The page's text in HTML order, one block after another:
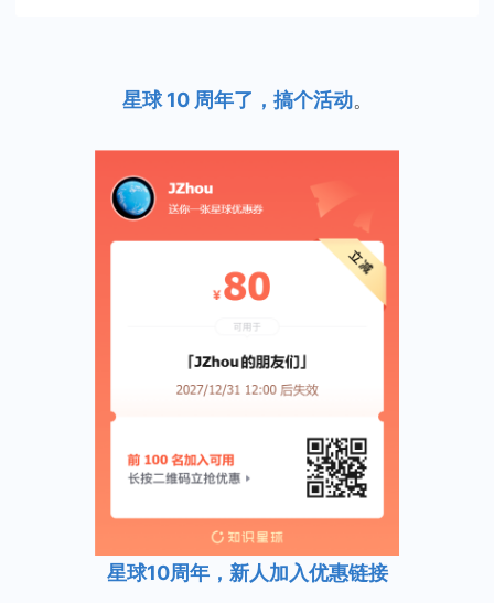
星球 10 周年了，搞个活动。
星球10周年，新人加入优惠链接